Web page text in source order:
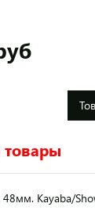
Kayaba/